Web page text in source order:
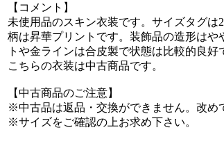
【コメント】
未使用品のスキン衣装です。サイズタグ
柄は昇華プリントです。装飾品の造形は
トや金ラインは合皮製で状態は比較的良
こちらの衣装は中古商品です。
【中古商品のご注意】
※中古品は返品・交換ができません。改め
※サイズをご確認の上お求め下さい。